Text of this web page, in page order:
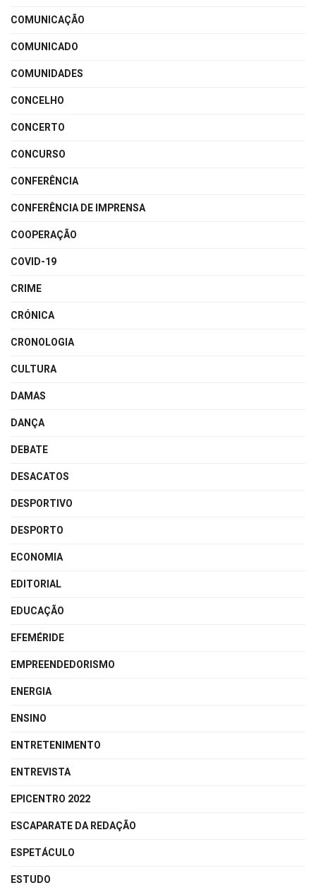
COMUNICAÇÃO
COMUNICADO
COMUNIDADES
CONCELHO
CONCERTO
CONCURSO
CONFERÊNCIA
CONFERÊNCIA DE IMPRENSA
COOPERAÇÃO
COVID-19
CRIME
CRÓNICA
CRONOLOGIA
CULTURA
DAMAS
DANÇA
DEBATE
DESACATOS
DESPORTIVO
DESPORTO
ECONOMIA
EDITORIAL
EDUCAÇÃO
EFEMÉRIDE
EMPREENDEDORISMO
ENERGIA
ENSINO
ENTRETENIMENTO
ENTREVISTA
EPICENTRO 2022
ESCAPARATE DA REDAÇÃO
ESPETÁCULO
ESTUDO